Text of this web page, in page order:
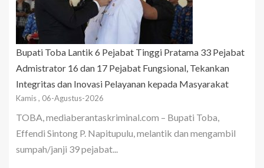
Bupati Toba Lantik 6 Pejabat Tinggi Pratama 33 Pejabat
Admistrator 16 dan 17 Pejabat Fungsional, Tekankan
Integritas dan Inovasi Pelayanan kepada Masyarakat
Kamis , 06-Agustus-2026
TOBA, mediaberantaskriminal.com – Bupati Toba,
Effendi Sintong P. Napitupulu, melantik dan mengambil
sumpah/janji 39 pejabat...